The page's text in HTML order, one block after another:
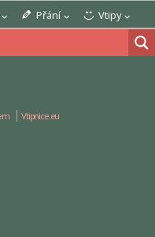
Přání Vtipy
Vtipnice.eu